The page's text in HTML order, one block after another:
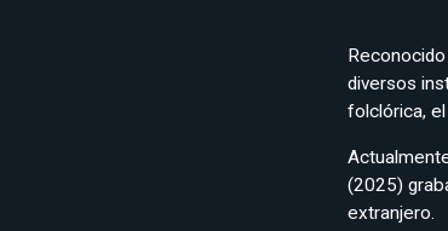
diversos
folclórica,
(2025)
extranjero.